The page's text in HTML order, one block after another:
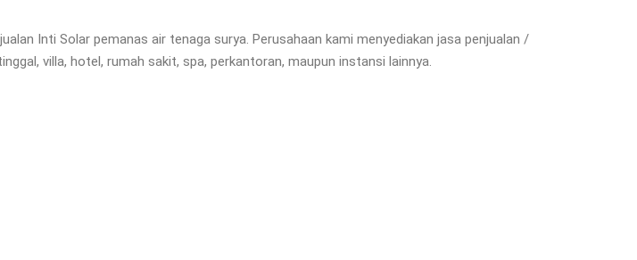
Inti Solar pemanas air tenaga surya. Perusahaan kami menyediakan jasa penjualan /
villa, hotel, rumah sakit, spa, perkantoran, maupun instansi lainnya.